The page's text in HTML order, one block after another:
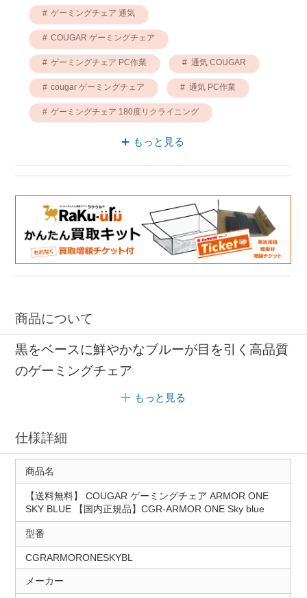
ゲーミングチェア 通気
COUGAR ゲーミングチェア
ゲーミングチェア PC作業 通気 COUGAR
cougar ゲーミングチェア 通気 PC作業
ゲーミングチェア 180度リクライニング
PC作業 COUGAR
もっと見る
商品について
黒をベースに鮮やかなブルーが目を引く高品質
のゲーミングチェア
もっと見る
仕様詳細
商品名
【送料無料】 COUGAR ゲーミングチェア ARMOR ONE
SKY BLUE 【国内正規品】CGR-ARMOR ONE Sky blue
型番
CGRARMORONESKYBL
メーカー